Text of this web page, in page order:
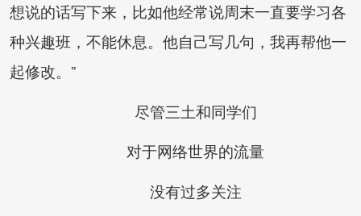
想说的话写下来，比如他经常说周末一直要学习各
种兴趣班，不能休息。他自己写几句，我再帮他一
起修改。”
尽管三土和同学们
对于网络世界的流量
没有过多关注